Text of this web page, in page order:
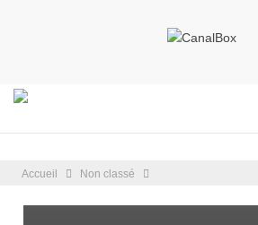
Accueil Non classé